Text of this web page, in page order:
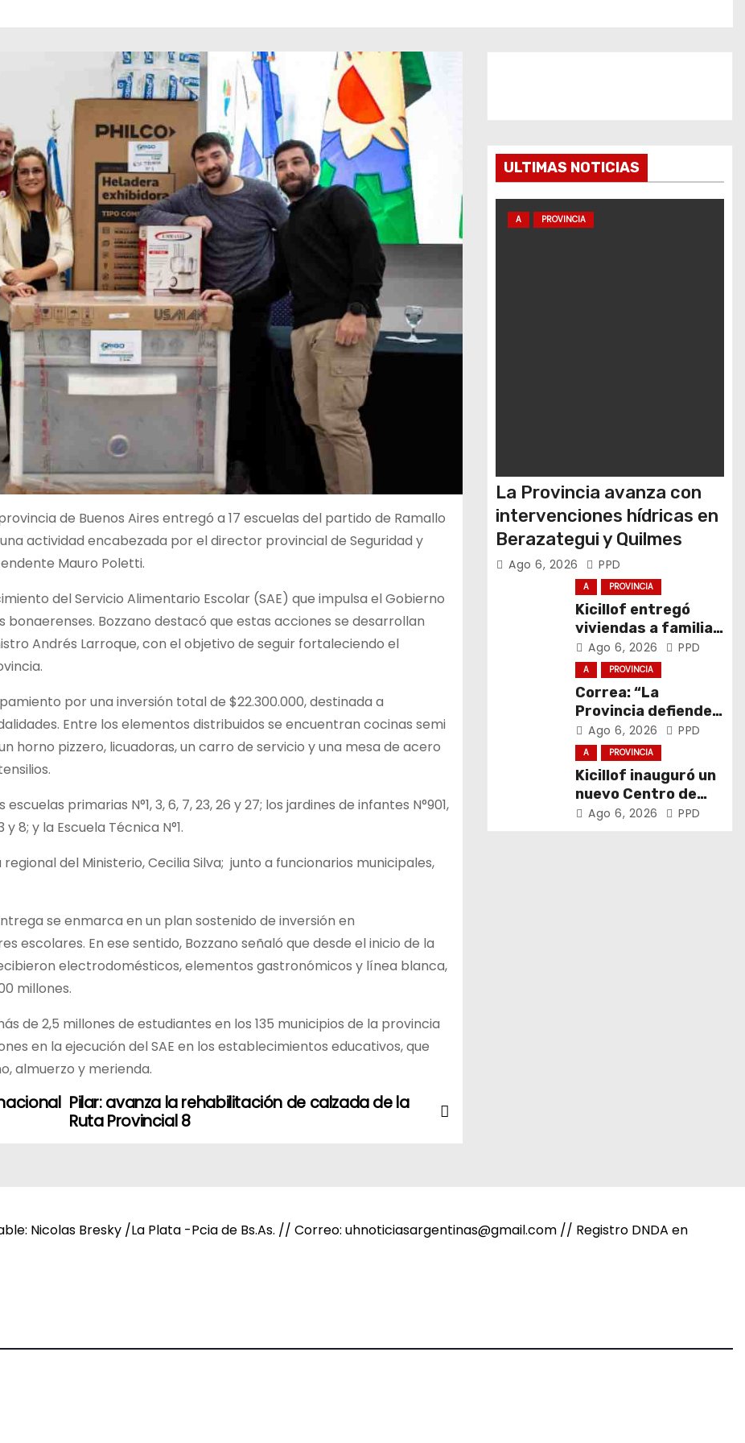
de Buenos Aires entregó a 17 escuelas del partido de Ramallo
actividad encabezada por el director provincial de Seguridad y
Mauro Poletti.
del Servicio Alimentario Escolar (SAE) que impulsa el Gobierno
Bozzano destacó que estas acciones se desarrollan
Andrés Larroque, con el objetivo de seguir fortaleciendo el
por una inversión total de $22.300.000, destinada a
Entre los elementos distribuidos se encuentran cocinas semi
horno pizzero, licuadoras, un carro de servicio y una mesa de acero
primarias N°1, 3, 6, 7, 23, 26 y 27; los jardines de infantes N°901,
8; y la Escuela Técnica N°1.
del Ministerio, Cecilia Silva; junto a funcionarios municipales,
se enmarca en un plan sostenido de inversión en
En ese sentido, Bozzano señaló que desde el inicio de la
electrodomésticos, elementos gastronómicos y línea blanca,
millones.
de 2,5 millones de estudiantes en los 135 municipios de la provincia
en la ejecución del SAE en los establecimientos educativos, que
almuerzo y merienda.
Pilar: avanza la rehabilitación de calzada de la
Ruta Provincial 8
ULTIMAS NOTICIAS
A PROVINCIA
La Provincia avanza con
intervenciones hídricas en
Berazategui y Quilmes
Ago 6, 2026 PPD
A PROVINCIA
Kicillof entregó
viviendas a familias
de General La
Madrid
Ago 6, 2026 PPD
A PROVINCIA
Correa: “La
Provincia defiende
el trabajo y la
soberanía sobre
puertos y ríos”
Ago 6, 2026 PPD
A PROVINCIA
Kicillof inauguró un
nuevo Centro de
Atención Primaria
Ago 6, 2026 PPD
Nicolas Bresky /La Plata -Pcia de Bs.As. // Correo: uhnoticiasargentinas@gmail.com // Registro DNDA en